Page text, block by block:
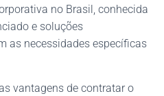
no Brasil, conhecida
e soluções
as necessidades específicas
vantagens de contratar o